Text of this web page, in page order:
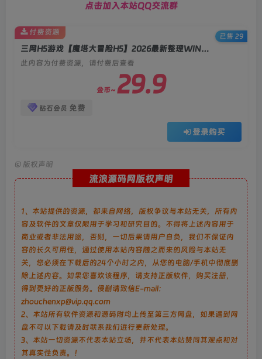
点击加入本站QQ交流群
三网H5游戏【魔塔大冒险H5】2026最新整理WIN系服务端+Linux手工服务端+简易客户端+教程
此内容为付费资源，请付费后查看
金币~ 29.9
钻石会员 免费
登录购买
付费资源
已售 29
© 版权声明
流浪源码网版权声明
1、本站提供的资源，都来自网络，版权争议与本站无关，所有内
容及软件的文章仅限用于学习和研究目的。不得将上述内容用于
商业或者非法用途，否则，一切后果请用户自负，我们不保证内
容的长久可用性，通过使用本站内容随之而来的风险与本站无
关，您必须在下载后的24个小时之内，从您的电脑/手机中彻底删
除上述内容。如果您喜欢该程序，请支持正版软件，购买注册，
得到更好的正版服务。侵删请致信E-mail：
zhouchenxp@vip.qq.com
2、本站所有软件资源和源码附均上传至第三方网盘，如果遇到网
盘不可以下载请及时联系我们进行更新处理。
3、本站一切资源不代表本站立场，并不代表本站赞同其观点和对
其真实性负责。！